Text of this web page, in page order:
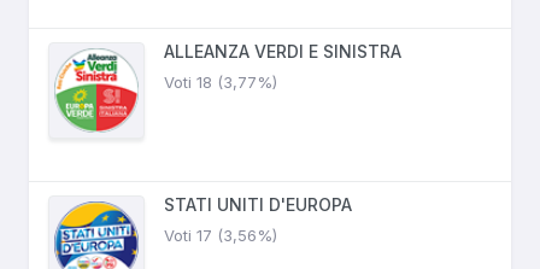
ALLEANZA VERDI E SINISTRA
Voti 18 (3,77%)
STATI UNITI D'EUROPA
Voti 17 (3,56%)